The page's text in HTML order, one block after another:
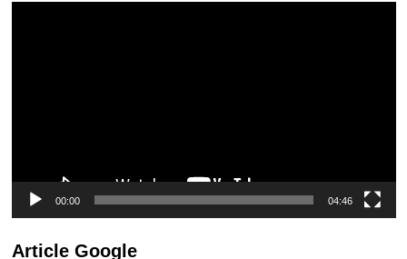
00:00 04:46
Article Google